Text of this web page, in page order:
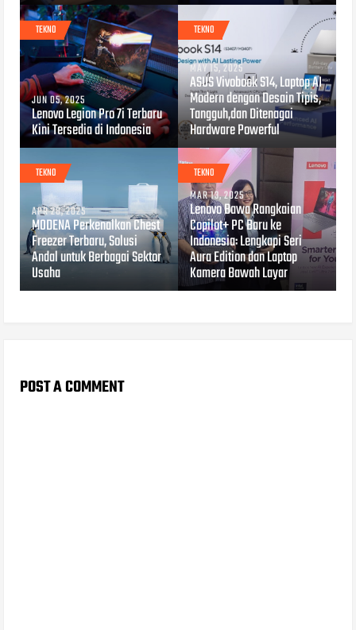
TEKNO
JUN 05, 2025
Lenovo Legion Pro 7i Terbaru
Kini Tersedia di Indonesia
TEKNO
MAY 15, 2025
ASUS Vivobook S14, Laptop AI
Modern dengan Desain Tipis,
Tangguh,dan Ditenagai
Hardware Powerful
TEKNO
APR 28, 2025
MODENA Perkenalkan Chest
Freezer Terbaru, Solusi
Andal untuk Berbagai Sektor
Usaha
TEKNO
MAR 13, 2025
Lenovo Bawa Rangkaian
Copilot+ PC Baru ke
Indonesia: Lengkapi Seri
Aura Edition dan Laptop
Kamera Bawah Layar
POST A COMMENT